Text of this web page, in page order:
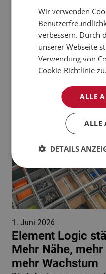
verarbeiten kann.
Jetzt mehr erfahren
Aktuelle News:
1. Juni 2026
Element Logic
Mehr Nähe,
mehr Wachstum
Wir verwenden
verbessern. Durch
unserer Webseite
Verwendung von
Cookie-Richtlinie zu.
ALLE
ALLE
DETAILS